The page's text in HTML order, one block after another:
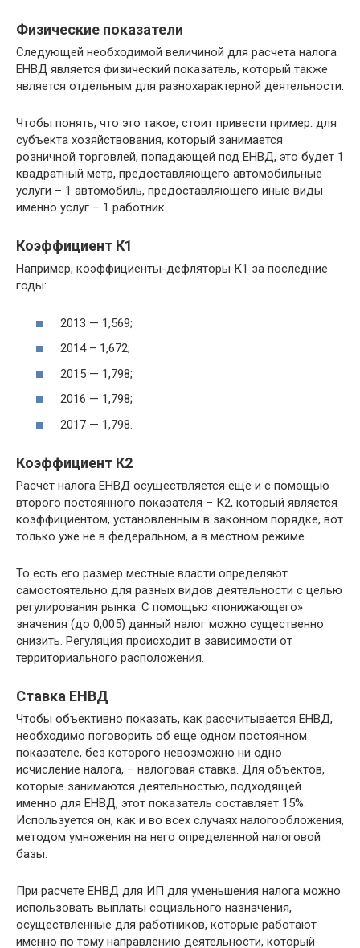
Физические показатели
Следующей необходимой величиной для расчета налога
ЕНВД является физический показатель, который также
является отдельным для разнохарактерной деятельности.
Чтобы понять, что это такое, стоит привести пример: для
субъекта хозяйствования, который занимается
розничной торговлей, попадающей под ЕНВД, это будет 1
квадратный метр, предоставляющего автомобильные
услуги – 1 автомобиль, предоставляющего иные виды
именно услуг – 1 работник.
Коэффициент К1
Например, коэффициенты-дефляторы К1 за последние
годы:
2013 — 1,569;
2014 – 1,672;
2015 — 1,798;
2016 — 1,798;
2017 — 1,798.
Коэффициент К2
Расчет налога ЕНВД осуществляется еще и с помощью
второго постоянного показателя – К2, который является
коэффициентом, установленным в законном порядке, вот
только уже не в федеральном, а в местном режиме.
То есть его размер местные власти определяют
самостоятельно для разных видов деятельности с целью
регулирования рынка. С помощью «понижающего»
значения (до 0,005) данный налог можно существенно
снизить. Регуляция происходит в зависимости от
территориального расположения.
Ставка ЕНВД
Чтобы объективно показать, как рассчитывается ЕНВД,
необходимо поговорить об еще одном постоянном
показателе, без которого невозможно ни одно
исчисление налога, – налоговая ставка. Для объектов,
которые занимаются деятельностью, подходящей
именно для ЕНВД, этот показатель составляет 15%.
Используется он, как и во всех случаях налогообложения,
методом умножения на него определенной налоговой
базы.
При расчете ЕНВД для ИП для уменьшения налога можно
использовать выплаты социального назначения,
осуществленные для работников, которые работают
именно по тому направлению деятельности, который